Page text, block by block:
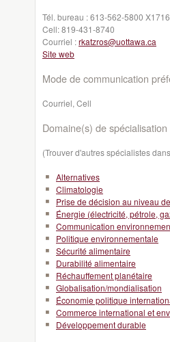
Tél. bureau :613-562-5800 X1716
Cell:819-431-8740
Courriel :rkatzros@uottawa.ca
Site web
Mode de communication
Courriel, Cell
Domaine(s) de spécialisation
(Trouver d'autres spécialistes
Alternatives
Climatologie
Prise de décision au niveau
Énergie (électricité, pétrole,
Communication
Politique environnementale
Sécurité alimentaire
Durabilité alimentaire
Réchauffement planétaire
Globalisation/mondialisation
Économie politique
Commerce international et
Développement durable